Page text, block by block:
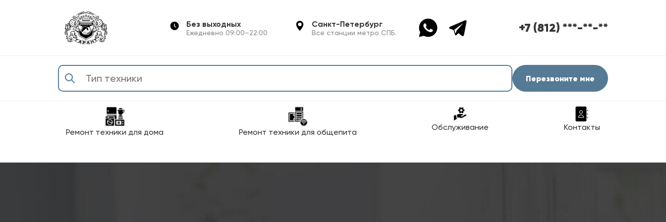
Без выходных
Ежедневно 09:00–22:00
Санкт-Петербург
Все станции метро СПБ. +7 (812) ***-**-**
Перезвоните мне
Ремонт техники для дома Ремонт техники для общепита
Обслуживание Контакты